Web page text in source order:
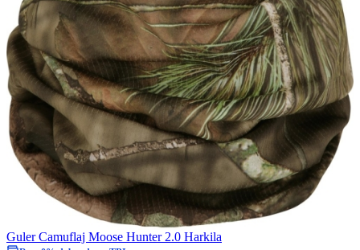
Guler Camuflaj Moose Hunter 2.0 Harkila